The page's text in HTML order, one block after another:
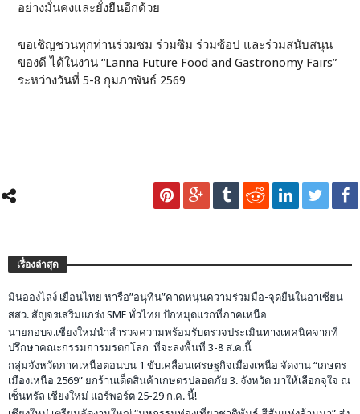
อย่างมั่นคงและยั่งยืนอีกด้วย
ขอเชิญชวนทุกท่านร่วมชม ร่วมซิม ร่วมซ้อป และร่วมสนับสนุน
ของดี ได้ในงาน “Lanna Future Food and Gastronomy Fairs”
ระหว่างวันที่ 5-8 กุมภาพันธ์ 2569
เรื่องล่าสุด
มินอองไลง์ เยือนไทย หารือ”อนุทิน”คาดหนุนความร่วมมือ-จุดยืนในอาเซียน
สสว. สัญจรเสริมแกร่ง SME ทั่วไทย ปักหมุดแรกที่ภาคเหนือ
นายกอบจ.เชียงใหม่นำสำรวจความพร้อมรับตรวจประเมินทางเทคนิคจากที่
ปรึกษาคณะกรรมการมรดกโลก ที่จะลงพื้นที่ 3-8 ส.ค.นี้
กลุ่มจังหวัดภาคเหนือตอนบน 1 ขับเคลื่อนเศรษฐกิจเมืองเหนือ จัดงาน “เกษตร
เมืองเหนือ 2569” ยกร้านเด็ดสินค้าเกษตรปลอดภัย 3. จังหวัด มาให้เลือกจุใจ ณ
เซ็นทรัล เชียงใหม่ แอร์พอร์ต 25-29 ก.ค. นี้!